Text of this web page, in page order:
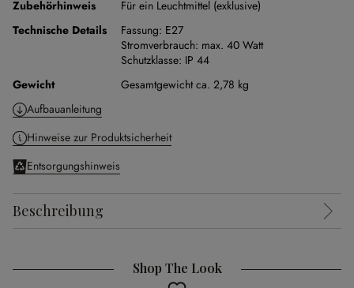
Zubehörhinweis
Für ein Leuchtmittel (exklusive)
Technische Details
Fassung: E27
Stromverbrauch: max. 40 Watt
Schutzklasse: IP 44
Gewicht
Gesamtgewicht ca. 2,78 kg
Aufbauanleitung
Hinweise zur Produktsicherheit
Entsorgungshinweis
Beschreibung
Shop The Look